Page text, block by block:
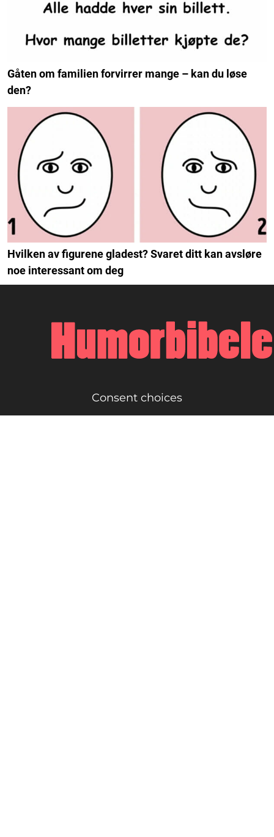
Gåten om familien forvirrer mange – kan du løse
den?
Hvilken av figurene gladest? Svaret ditt kan avsløre
noe interessant om deg
Consent choices